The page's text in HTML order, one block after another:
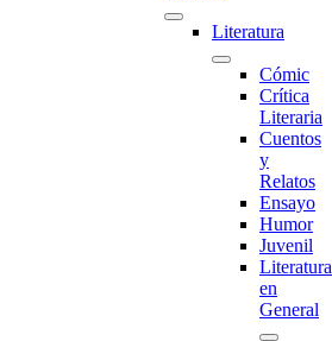
Literatura
Cómic
Crítica
Literaria
Cuentos
y
Relatos
Ensayo
Humor
Juvenil
Literatura
en
General